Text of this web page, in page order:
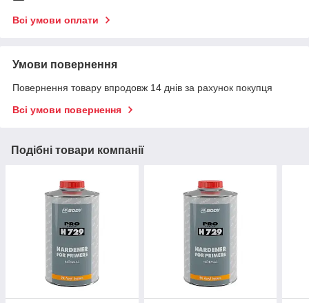
Всі умови оплати
Умови повернення
Повернення товару впродовж 14 днів за рахунок покупця
Всі умови повернення
Подібні товари компанії